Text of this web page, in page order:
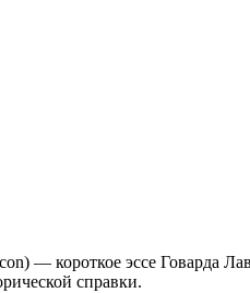
— короткое эссе Говарда
справки.